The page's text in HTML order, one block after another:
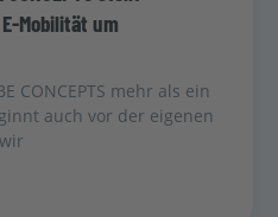
Mobilität um
CONCEPTS mehr als ein
auch vor der eigenen